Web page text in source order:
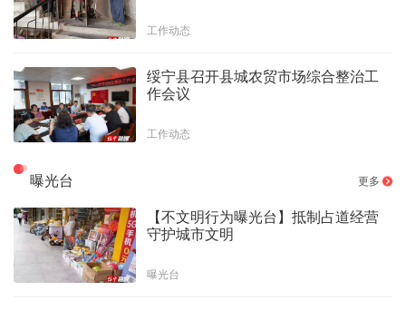
工作动态
绥宁县召开县城农贸市场综合整治工
作会议
工作动态
曝光台 更多
【不文明行为曝光台】抵制占道经营
守护城市文明
曝光台